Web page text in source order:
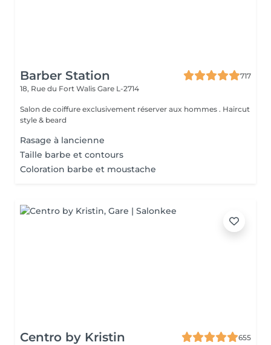
Barber Station
717
18, Rue du Fort Walis Gare L-2714
Salon de coiffure exclusivement réserver aux hommes . Haircut
style & beard
Rasage à lancienne
Taille barbe et contours
Coloration barbe et moustache
Centro by Kristin
655